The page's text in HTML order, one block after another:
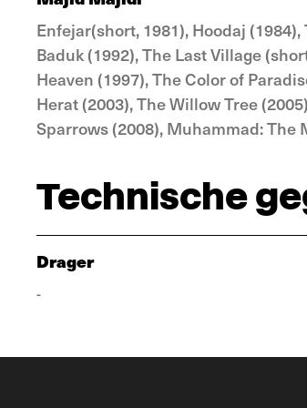
Enfejar(short, 1981), Hoodaj
Baduk (1992), The Last Village
Heaven (1997), The Color of
Herat (2003), The Willow Tree
Sparrows (2008), Muhammad: The
Technische
Drager
-